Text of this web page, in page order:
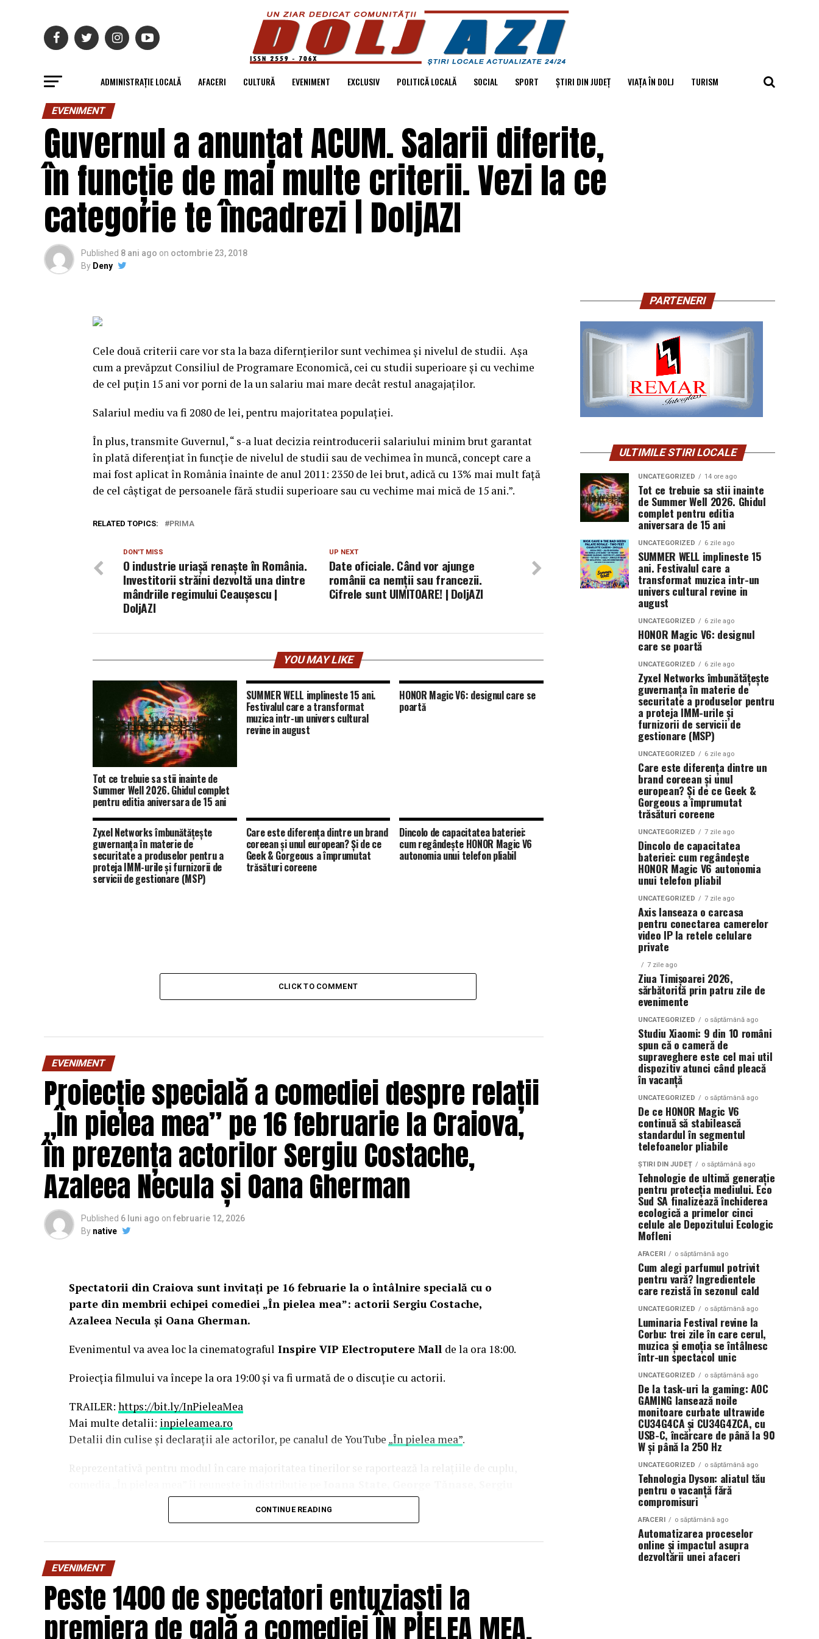
ADMINISTRAȚIE LOCALĂ AFACERI CULTURĂ EVENIMENT EXCLUSIV POLITICĂ LOCALĂ SOCIAL SPORT ȘTIRI DIN JUDEȚ VIAȚA ÎN DOLJ TURISM
EVENIMENT
Guvernul a anunțat ACUM. Salarii diferite,
în funcție de mai multe criterii. Vezi la ce
categorie te încadrezi | DoljAZI
Published 8 ani ago on octombrie 23, 2018
By Deny
Cele două criterii care vor sta la baza difernţierilor sunt vechimea şi nivelul de studii. Aşa
cum a prevăpzut Consiliul de Programare Economică, cei cu studii superioare şi cu vechime
de cel puţin 15 ani vor porni de la un salariu mai mare decât restul anagajaţilor.
Salariul mediu va fi 2080 de lei, pentru majoritatea populaţiei.
În plus, transmite Guvernul, “ s-a luat decizia reintroducerii salariului minim brut garantat
în plată diferenţiat în funcţie de nivelul de studii sau de vechimea în muncă, concept care a
mai fost aplicat în România înainte de anul 2011: 2350 de lei brut, adică cu 13% mai mult faţă
de cel câştigat de persoanele fără studii superioare sau cu vechime mai mică de 15 ani.”.
RELATED TOPICS: PRIMA
UP NEXT
Date oficiale. Când vor ajunge
românii ca nemții sau francezii.
Cifrele sunt UIMITOARE! | DoljAZI
DON'T MISS
O industrie uriașă renaște în România.
Investitorii străini dezvoltă una dintre
mândriile regimului Ceaușescu |
DoljAZI
YOU MAY LIKE
Tot ce trebuie sa stii inainte de
Summer Well 2026. Ghidul complet
pentru editia aniversara de 15 ani
SUMMER WELL implineste 15 ani.
Festivalul care a transformat
muzica intr-un univers cultural
revine in august
HONOR Magic V6: designul care se
poartă
Zyxel Networks îmbunătățește
guvernanța în materie de
securitate a produselor pentru a
proteja IMM-urile și furnizorii de
servicii de gestionare (MSP)
Care este diferența dintre un brand
coreean și unul european? Și de ce
Geek & Gorgeous a împrumutat
trăsături coreene
Dincolo de capacitatea bateriei:
cum regândește HONOR Magic V6
autonomia unui telefon pliabil
CLICK TO COMMENT
EVENIMENT
Proiecție specială a comediei despre relații
„În pielea mea” pe 16 februarie la Craiova,
în prezența actorilor Sergiu Costache,
Azaleea Necula și Oana Gherman
Published 6 luni ago on februarie 12, 2026
By native
Spectatorii din Craiova sunt invitați pe 16 februarie la o întâlnire specială cu o
parte din membrii echipei comediei „În pielea mea”: actorii Sergiu Costache,
Azaleea Necula și Oana Gherman.
Evenimentul va avea loc la cinematograful Inspire VIP Electroputere Mall de la ora 18:00.
Proiecția filmului va începe la ora 19:00 și va fi urmată de o discuție cu actorii.
TRAILER: https://bit.ly/InPieleaMea
Mai multe detalii: inpieleamea.ro
Detalii din culise și declarații ale actorilor, pe canalul de YouTube „În pielea mea”.
Reprezentativă pentru modul în care majoritatea tinerilor se raportează la relațiile de cuplu,
Costache, Oana Gherman, Vlad Gherman, Azaleea Necula, Alexandra Răduță,
O comedie savuroasă despre un „schimb de roluri” pe care patru cupluri îl acceptă pe durata
unui weekend, ce se dovedește un mod haios prin care protagoniștii reușesc să-și cunoască
mai bine partenerii și să renunțe la orgolii și preconcepții, „
experiență de cinema relaxantă și amuzantă.
Regizorul și scenaristul Paul Decu, absolvent al Facultății de Teatru UNATC
CONTINUE READING
EVENIMENT
Peste 1400 de spectatori entuziaști la
premiera de gală a comediei ÎN PIELEA MEA,
PARTENERI
ULTIMILE STIRI LOCALE
UNCATEGORIZED 14 ore ago
Tot ce trebuie sa stii inainte
de Summer Well 2026. Ghidul
complet pentru editia
aniversara de 15 ani
UNCATEGORIZED 6 zile ago
SUMMER WELL implineste 15
ani. Festivalul care a
transformat muzica intr-un
univers cultural revine in
august
UNCATEGORIZED 6 zile ago
HONOR Magic V6: designul
care se poartă
UNCATEGORIZED 6 zile ago
Zyxel Networks îmbunătățește
guvernanța în materie de
securitate a produselor pentru
a proteja IMM-urile și
furnizorii de servicii de
gestionare (MSP)
UNCATEGORIZED 6 zile ago
Care este diferența dintre un
brand coreean și unul
european? Și de ce Geek &
Gorgeous a împrumutat
trăsături coreene
UNCATEGORIZED 7 zile ago
Dincolo de capacitatea
bateriei: cum regândește
HONOR Magic V6 autonomia
unui telefon pliabil
UNCATEGORIZED 7 zile ago
Axis lanseaza o carcasa
pentru conectarea camerelor
video IP la retele celulare
private
7 zile ago
Ziua Timișoarei 2026,
sărbătorită prin patru zile de
evenimente
UNCATEGORIZED o săptămână ago
Studiu Xiaomi: 9 din 10 români
spun că o cameră de
supraveghere este cel mai util
dispozitiv atunci când pleacă
în vacanță
UNCATEGORIZED o săptămână ago
De ce HONOR Magic V6
continuă să stabilească
standardul în segmentul
telefoanelor pliabile
ȘTIRI DIN JUDEȚ o săptămână ago
Tehnologie de ultimă generație
pentru protecția mediului. Eco
Sud SA finalizează închiderea
ecologică a primelor cinci
celule ale Depozitului Ecologic
Mofleni
AFACERI o săptămână ago
Cum alegi parfumul potrivit
pentru vară? Ingredientele
care rezistă în sezonul cald
UNCATEGORIZED o săptămână ago
Luminaria Festival revine la
Corbu: trei zile în care cerul,
muzica și emoția se întâlnesc
într-un spectacol unic
UNCATEGORIZED o săptămână ago
De la task-uri la gaming: AOC
GAMING lansează noile
monitoare curbate ultrawide
CU34G4CA și CU34G4ZCA, cu
USB-C, încărcare de până la 90
W și până la 250 Hz
UNCATEGORIZED o săptămână ago
Tehnologia Dyson: aliatul tău
pentru o vacanță fără
compromisuri
AFACERI o săptămână ago
Automatizarea proceselor
online și impactul asupra
dezvoltării unei afaceri